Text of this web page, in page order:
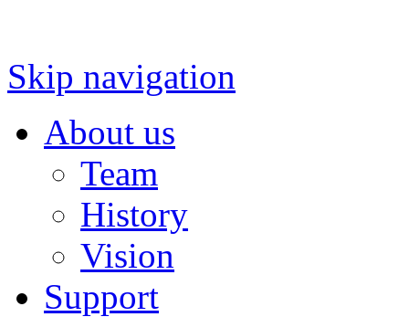
Skip navigation
About us
Team
History
Vision
Support